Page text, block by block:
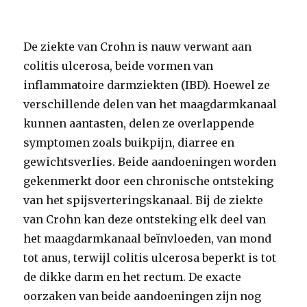
De ziekte van Crohn is nauw verwant aan
colitis ulcerosa, beide vormen van
inflammatoire darmziekten (IBD). Hoewel ze
verschillende delen van het maagdarmkanaal
kunnen aantasten, delen ze overlappende
symptomen zoals buikpijn, diarree en
gewichtsverlies. Beide aandoeningen worden
gekenmerkt door een chronische ontsteking
van het spijsverteringskanaal. Bij de ziekte
van Crohn kan deze ontsteking elk deel van
het maagdarmkanaal beïnvloeden, van mond
tot anus, terwijl colitis ulcerosa beperkt is tot
de dikke darm en het rectum. De exacte
oorzaken van beide aandoeningen zijn nog